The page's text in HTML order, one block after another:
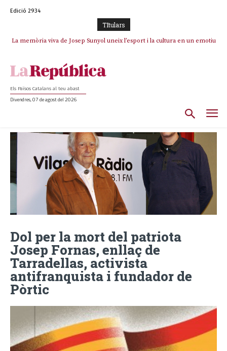
Edició 2934
TItulars
La memòria viva de Josep Sunyol uneix l’esport i la cultura en un emotiu
Els Països Catalans al teu abast
Divendres, 07 de agost del 2026
Dol per la mort del patriota
Josep Fornas, enllaç de
Tarradellas, activista
antifranquista i fundador de
Pòrtic